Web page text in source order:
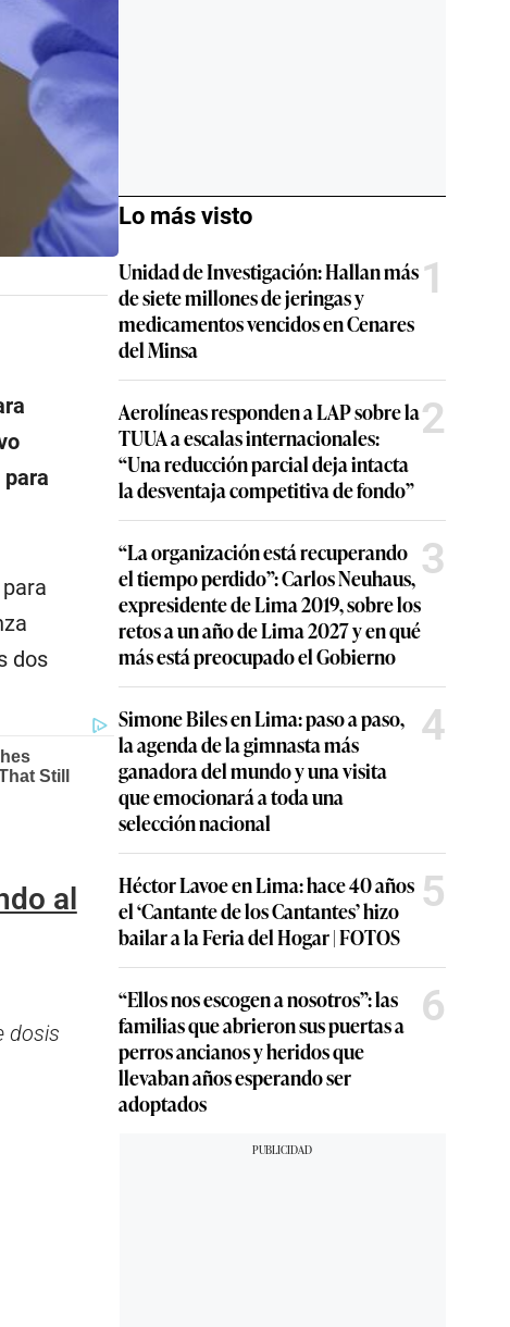
para
dos
al
dosis
Lo más visto
Unidad de Investigación: Hallan más
de siete millones de jeringas y
medicamentos vencidos en Cenares
del Minsa
1
Aerolíneas responden a LAP sobre la
TUUA a escalas internacionales:
“Una reducción parcial deja intacta
la desventaja competitiva de fondo”
2
“La organización está recuperando
el tiempo perdido”: Carlos Neuhaus,
expresidente de Lima 2019, sobre los
retos a un año de Lima 2027 y en qué
más está preocupado el Gobierno
3
Simone Biles en Lima: paso a paso,
la agenda de la gimnasta más
ganadora del mundo y una visita
que emocionará a toda una
selección nacional
4
Héctor Lavoe en Lima: hace 40 años
el ‘Cantante de los Cantantes’ hizo
bailar a la Feria del Hogar | FOTOS
5
“Ellos nos escogen a nosotros”: las
familias que abrieron sus puertas a
perros ancianos y heridos que
llevaban años esperando ser
adoptados
6